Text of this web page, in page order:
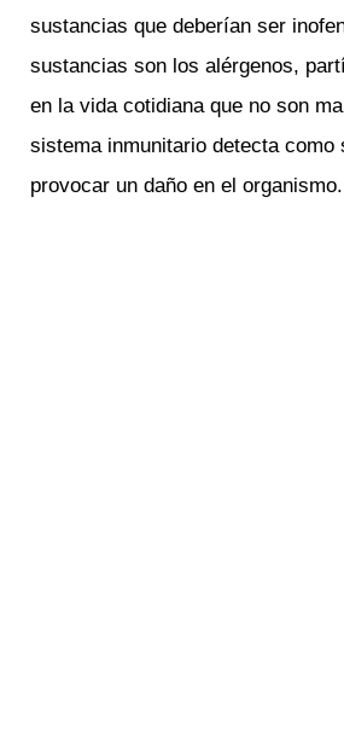
sustancias que deberían ser
sustancias son los alérgenos,
en la vida cotidiana que no son
sistema inmunitario detecta como
provocar un daño en el organismo.